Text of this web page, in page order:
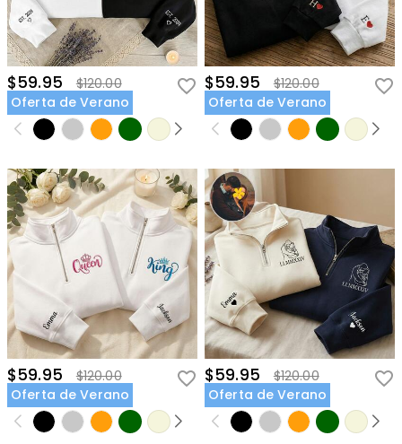
$59.95
$120.00
Oferta de Verano
$59.95
$120.00
Oferta de Verano
$59.95
$120.00
Oferta de Verano
$59.95
$120.00
Oferta de Verano